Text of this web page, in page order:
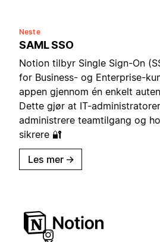
Neste
SAML SSO
Notion tilbyr Single Sign-On
for Business- og Enterprise-
appen gjennom én enkelt
Dette gjør at IT-
administrere teamtilgang og
sikrere 🔐
Les mer →